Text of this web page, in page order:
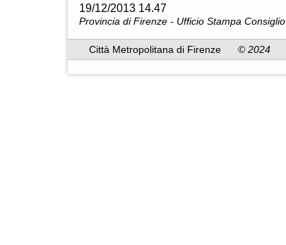
19/12/2013 14.47
Provincia di Firenze - Ufficio Stampa Consiglio
Città Metropolitana di Firenze © 2024